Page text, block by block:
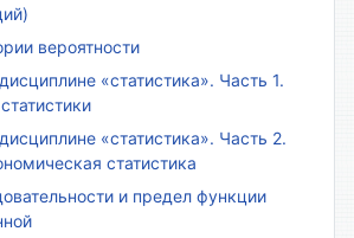
вероятности
«статистика». Часть 1.
«статистика». Часть 2.
статистика
и предел функции